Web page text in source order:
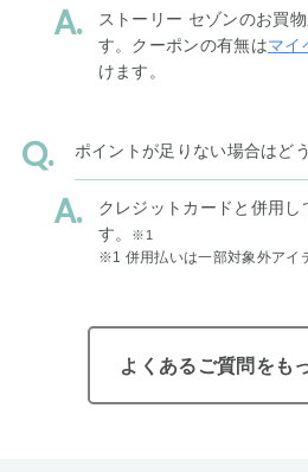
ストーリー セゾンのお買
す。クーポンの有無はマイ
けます。
ポイントが足りない場合はど
クレジットカードと併用し
す。
※1
※1 併用払いは一部対象外アイ
よくあるご質問をも